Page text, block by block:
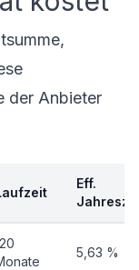
der Anbieter
Eff.
5,63 %